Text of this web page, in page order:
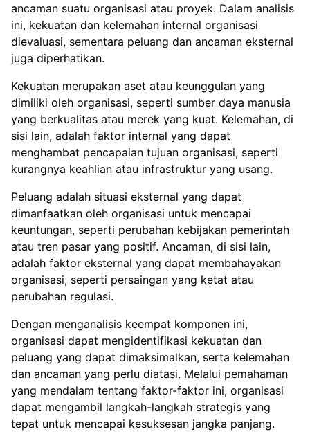
ancaman suatu organisasi atau proyek. Dalam analisis
ini, kekuatan dan kelemahan internal organisasi
dievaluasi, sementara peluang dan ancaman eksternal
juga diperhatikan.
Kekuatan merupakan aset atau keunggulan yang
dimiliki oleh organisasi, seperti sumber daya manusia
yang berkualitas atau merek yang kuat. Kelemahan, di
sisi lain, adalah faktor internal yang dapat
menghambat pencapaian tujuan organisasi, seperti
kurangnya keahlian atau infrastruktur yang usang.
Peluang adalah situasi eksternal yang dapat
dimanfaatkan oleh organisasi untuk mencapai
keuntungan, seperti perubahan kebijakan pemerintah
atau tren pasar yang positif. Ancaman, di sisi lain,
adalah faktor eksternal yang dapat membahayakan
organisasi, seperti persaingan yang ketat atau
perubahan regulasi.
Dengan menganalisis keempat komponen ini,
organisasi dapat mengidentifikasi kekuatan dan
peluang yang dapat dimaksimalkan, serta kelemahan
dan ancaman yang perlu diatasi. Melalui pemahaman
yang mendalam tentang faktor-faktor ini, organisasi
dapat mengambil langkah-langkah strategis yang
tepat untuk mencapai kesuksesan jangka panjang.